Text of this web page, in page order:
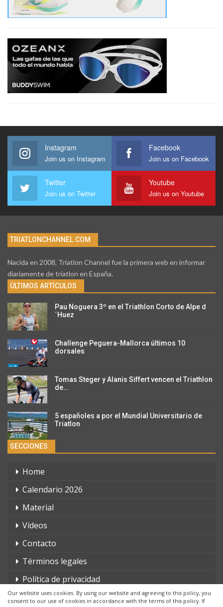
Our website uses cookies. By using our website and agreeing to this policy, you
consent to our use of cookies in accordance with the terms of this policy. If
Instagram
Join us on Instagram
Facebook
Join us on Facebook
Twitter
Join us on Twitter
Youtube
Join us on Youtube
TRIATLONCHANNEL.COM
Nacida en 2008, Triatlon Channel fue la primera web en informar
diariamente de triatlon en España.
ÚLTIMOS ARTÍCULOS
Pau Noguera 3º en el Triathlon Corto de Alpe d
´Huez
Challenge Peguera-Mallorca últimos 10
dorsales
Tomas Steger y Alanis Siffert vencen el Triathlon
de…
5 españoles a por el Mundial Universitario de
Triatlon
SECCIONES
Home
Calendario 2026
Material
Vídeos
Contacto
Términos legales
Política de privacidad